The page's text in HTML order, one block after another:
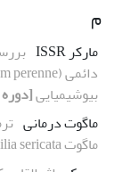
م
مارکر ISSR
بیوشیمیایی[دوره 30، شماره 4، 1396، صفحه 361-374]
ماگوت درمانی
ماگوت lucilia sericata